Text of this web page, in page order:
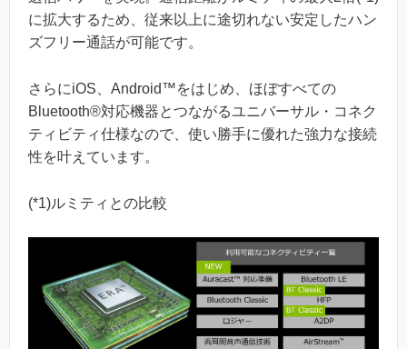
に拡大するため、従来以上に途切れない安定したハン
ズフリー通話が可能です。
さらにiOS、Android™をはじめ、ほぼすべての
Bluetooth®対応機器とつながるユニバーサル・コネク
ティビティ仕様なので、使い勝手に優れた強力な接続
性を叶えています。
(*1)ルミティとの比較